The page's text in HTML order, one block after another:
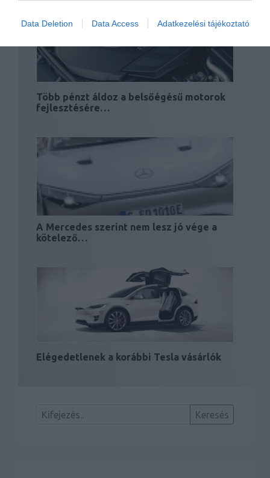
Data Deletion Data Access Adatkezelési tájékoztató
Több pénzt áldoz a belsőégésű motorok
fejlesztésére…
A Mercedes szerint nem lesz jó vége a
kötelező…
Elégedetlenek a korábbi Tesla vásárlók